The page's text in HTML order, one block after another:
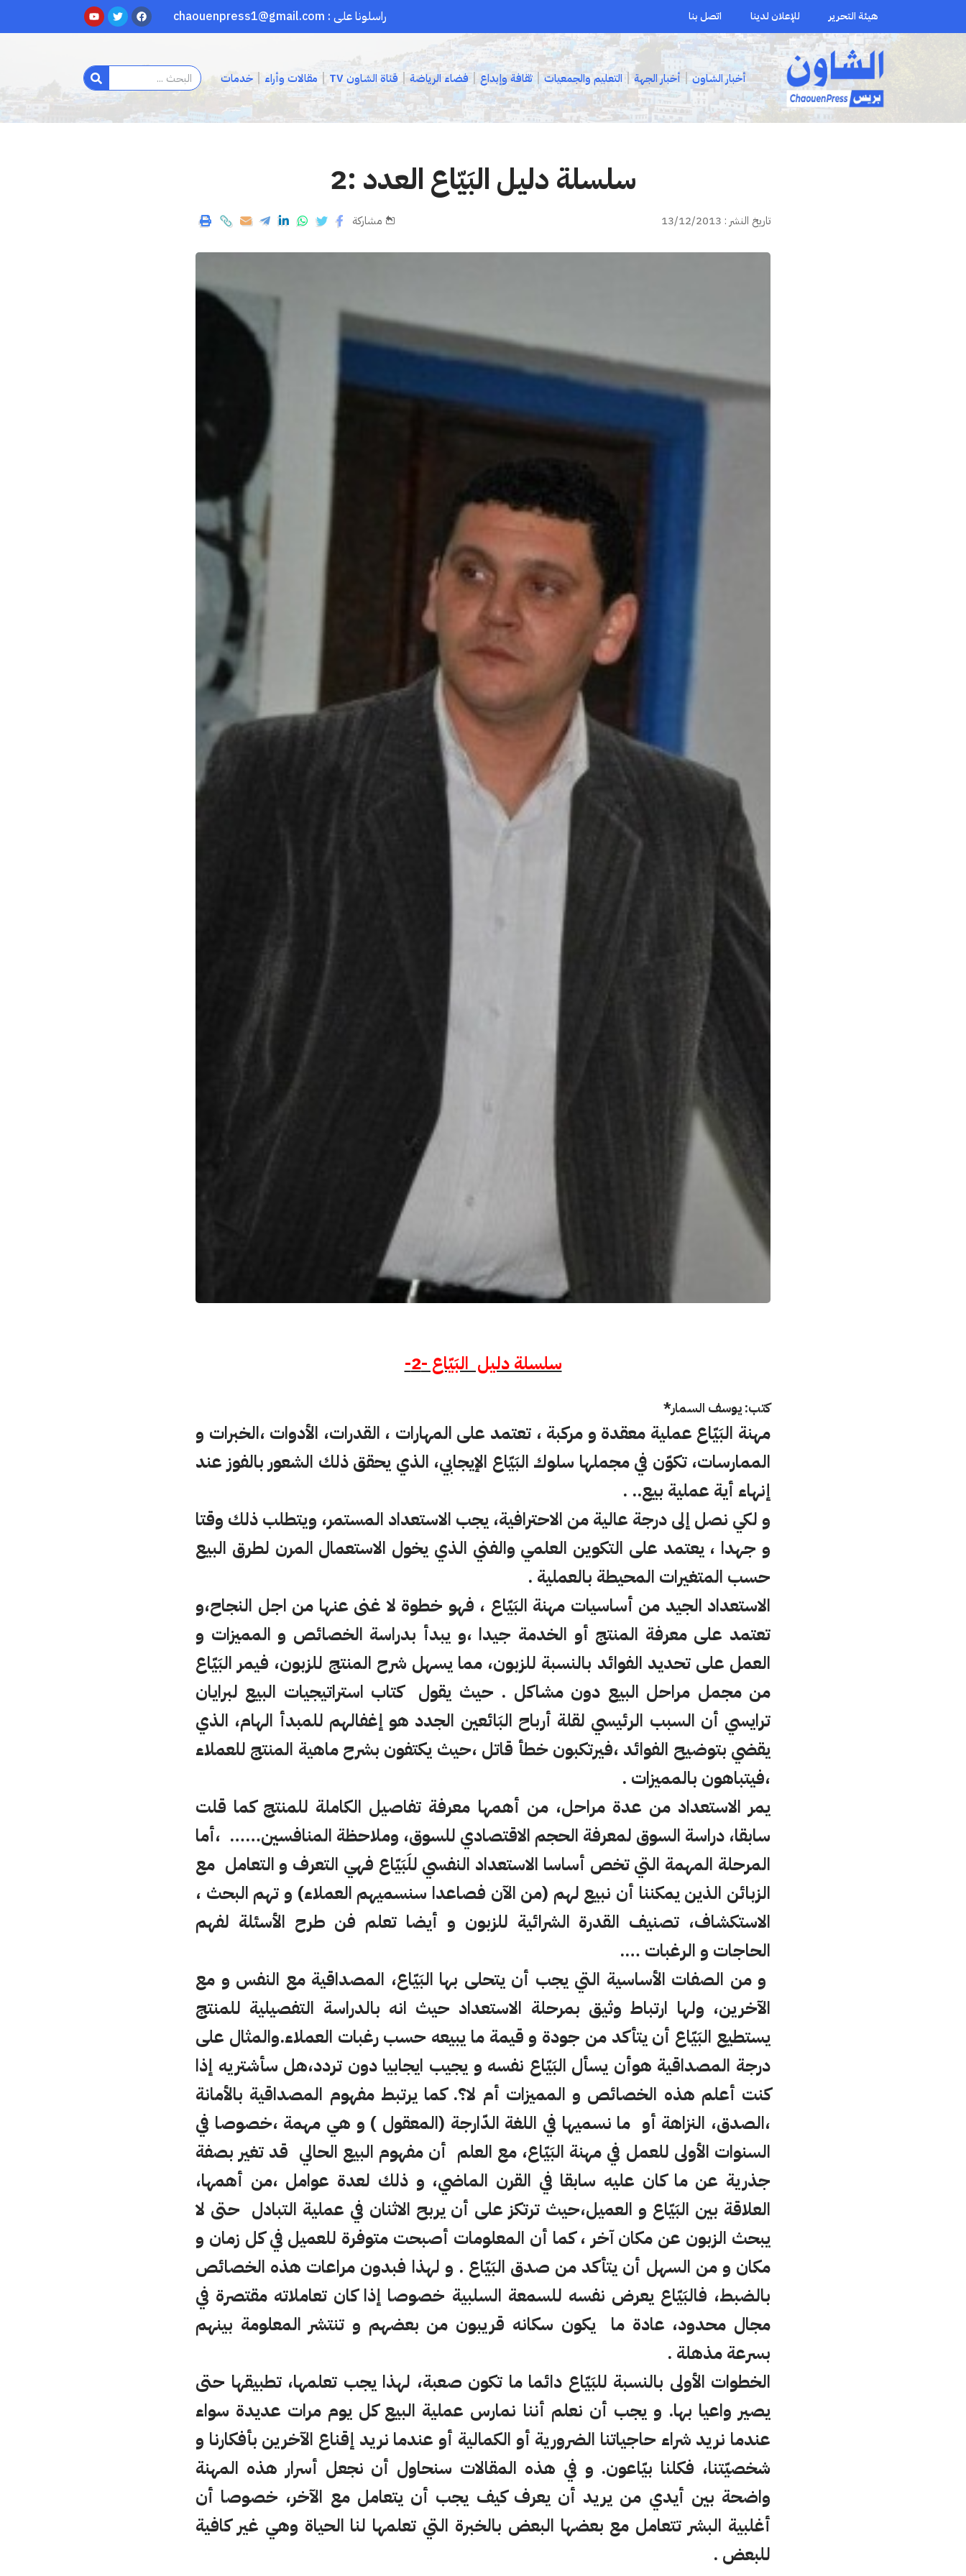
هيئة التحرير للإعلان لدينا اتصل بنا راسلونا على : chaouenpress1@gmail.com
أخبار الشاون أخبار الجهة التعليم والجمعيات ثقافة وإبداع فضاء الرياضة قناة الشاون TV مقالات وأراء خدمات
سلسلة دليل البَيّاع العدد :2
تاريخ النشر : 13/12/2013 مشاركة
سلسلة دليل البَيّاع -2-
كتب: يوسف السمار*
مهنة البَيّاع عملية معقدة و مركبة ، تعتمد على المهارات ، القدرات، الأدوات ،الخبرات و
الممارسات، تكوّن في مجملها سلوك البَيّاع الإيجابي، الذي يحقق ذلك الشعور بالفوز عند
إنهاء أية عملية بيع.. .
و لكي نصل إلى درجة عالية من الاحترافية، يجب الاستعداد المستمر، ويتطلب ذلك وقتا
و جهدا ، يعتمد على التكوين العلمي والفني الذي يخول الاستعمال المرن لطرق البيع
حسب المتغيرات المحيطة بالعملية .
الاستعداد الجيد من أساسيات مهنة البَيّاع ، فهو خطوة لا غنى عنها من اجل النجاح،و
تعتمد على معرفة المنتج أو الخدمة جيدا ،و يبدأ بدراسة الخصائص و المميزات و
العمل على تحديد الفوائد بالنسبة للزبون، مما يسهل شرح المنتج للزبون، فيمر البَيّاع
من مجمل مراحل البيع دون مشاكل . حيث يقول كتاب استراتيجيات البيع لبرايان
ترايسي أن السبب الرئيسي لقلة أرباح البَائعين الجدد هو إغفالهم للمبدأ الهام، الذي
يقضي بتوضيح الفوائد ،فيرتكبون خطأ قاتل ،حيث يكتفون بشرح ماهية المنتج للعملاء
،فيتباهون بالمميزات .
يمر الاستعداد من عدة مراحل، من أهمها معرفة تفاصيل الكاملة للمنتج كما قلت
سابقا، دراسة السوق لمعرفة الحجم الاقتصادي للسوق، وملاحظة المنافسين…… ،أما
المرحلة المهمة التي تخص أساسا الاستعداد النفسي للَبَيّاع فهي التعرف و التعامل مع
الزبائن الذين يمكننا أن نبيع لهم (من الآن فصاعدا سنسميهم العملاء) و تهم البحث ،
الاستكشاف، تصنيف القدرة الشرائية للزبون و أيضا تعلم فن طرح الأسئلة لفهم
الحاجات و الرغبات ….
و من الصفات الأساسية التي يجب أن يتحلى بها البَيّاع، المصداقية مع النفس و مع
الآخرين، ولها ارتباط وثيق بمرحلة الاستعداد حيث انه بالدراسة التفصيلية للمنتج
يستطيع البَيّاع أن يتأكد من جودة و قيمة ما يبيعه حسب رغبات العملاء.والمثال على
درجة المصداقية هوأن يسأل البَيّاع نفسه و يجيب ايجابيا دون تردد،هل سأشتريه إذا
كنت أعلم هذه الخصائص و المميزات أم لا؟. كما يرتبط مفهوم المصداقية بالأمانة
،الصدق، النزاهة أو ما نسميها في اللغة الدّارجة (المعقول ) و هي مهمة ،خصوصا في
السنوات الأولى للعمل في مهنة البَيّاع، مع العلم أن مفهوم البيع الحالي قد تغير بصفة
جذرية عن ما كان عليه سابقا في القرن الماضي، و ذلك لعدة عوامل ،من أهمها،
العلاقة بين البَيّاع و العميل،حيث ترتكز على أن يربح الاثنان في عملية التبادل حتى لا
يبحث الزبون عن مكان آخر ، كما أن المعلومات أصبحت متوفرة للعميل في كل زمان و
مكان و من السهل أن يتأكد من صدق البَيّاع . و لهذا فبدون مراعات هذه الخصائص
بالضبط، فالبَيّاع يعرض نفسه للسمعة السلبية خصوصا إذا كان تعاملاته مقتصرة في
مجال محدود، عادة ما يكون سكانه قريبون من بعضهم و تنتشر المعلومة بينهم
بسرعة مذهلة .
الخطوات الأولى بالنسبة للبَيّاع دائما ما تكون صعبة، لهذا يجب تعلمها، تطبيقها حتى
يصير واعيا بها. و يجب أن نعلم أننا نمارس عملية البيع كل يوم مرات عديدة سواء
عندما نريد شراء حاجياتنا الضرورية أو الكمالية أو عندما نريد إقناع الآخرين بأفكارنا و
شخصيّتنا، فكلنا بيّاعون. و في هذه المقالات سنحاول أن نجعل أسرار هذه المهنة
واضحة بين أيدي من يريد أن يعرف كيف يجب أن يتعامل مع الآخر، خصوصا أن
أغلبية البشر تتعامل مع بعضها البعض بالخبرة التي تعلمها لنا الحياة وهي غير كافية
للبعض .